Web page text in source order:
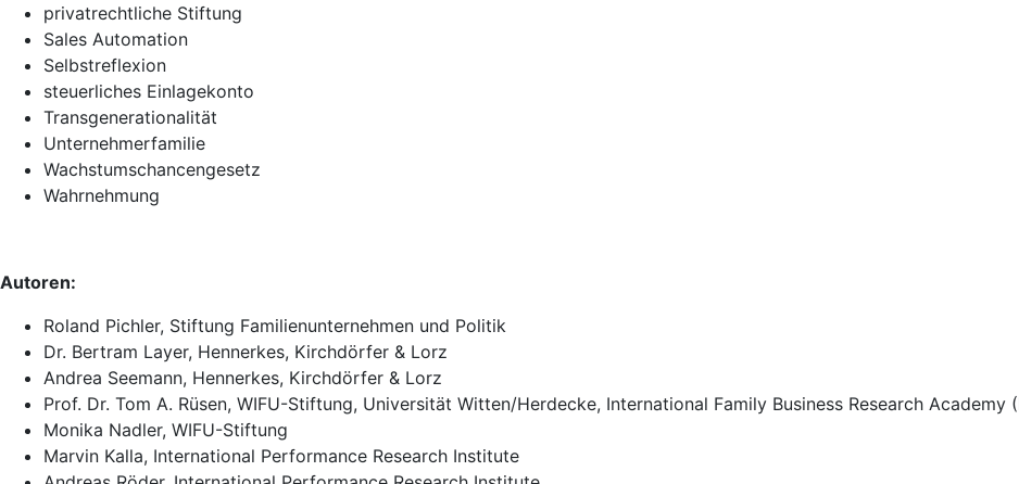
privatrechtliche Stiftung
Sales Automation
Selbstreflexion
steuerliches Einlagekonto
Transgenerationalität
Unternehmerfamilie
Wachstumschancengesetz
Wahrnehmung
Autoren:
Roland Pichler, Stiftung Familienunternehmen und Politik
Dr. Bertram Layer, Hennerkes, Kirchdörfer & Lorz
Andrea Seemann, Hennerkes, Kirchdörfer & Lorz
Prof. Dr. Tom A. Rüsen, WIFU-Stiftung, Universität Witten/Herdecke, International Family Business Research Academy
Monika Nadler, WIFU-Stiftung
Marvin Kalla, International Performance Research Institute